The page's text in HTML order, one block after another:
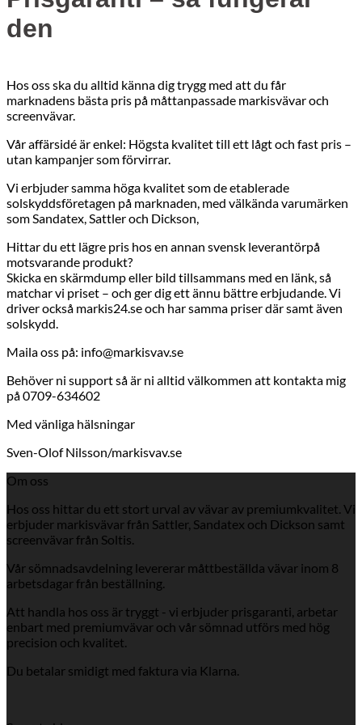
den
Hos oss ska du alltid känna dig trygg med att du får
marknadens bästa pris på måttanpassade markisvävar och
screenvävar.
Vår affärsidé är enkel: Högsta kvalitet till ett lågt och fast pris –
utan kampanjer som förvirrar.
Vi erbjuder samma höga kvalitet som de etablerade
solskyddsföretagen på marknaden, med välkända varumärken
som Sandatex, Sattler och Dickson,
Hittar du ett lägre pris hos en annan svensk leverantörpå
motsvarande produkt?
Skicka en skärmdump eller bild tillsammans med en länk, så
matchar vi priset – och ger dig ett ännu bättre erbjudande. Vi
driver också markis24.se och har samma priser där samt även
solskydd.
Maila oss på: info@markisvav.se
Behöver ni support så är ni alltid välkommen att kontakta mig
på 0709-634602
Med vänliga hälsningar
Sven-Olof Nilsson/markisvav.se
Om oss
Hos oss hittar du ett stort urval av vävar av premiumkvalitet. Vi
erbjuder markisvävar från Sattler, Sandatex och Dickson samt
screenvävar från Soltis.
Vår sömnadsavdelning levererar måttbeställda vävar inom 8
arbetsdagar från beställning.
Att handla hos oss är tryggt - vi erbjuder prisgaranti, arbetar
enbart med premiumvävar och vår sömnad utförs med hög
precision och kvalitet.
Du betalar smidigt med faktura via Klarna.